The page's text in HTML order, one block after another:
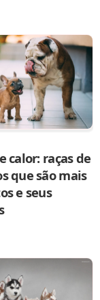
calor: raças de
que são mais
e seus